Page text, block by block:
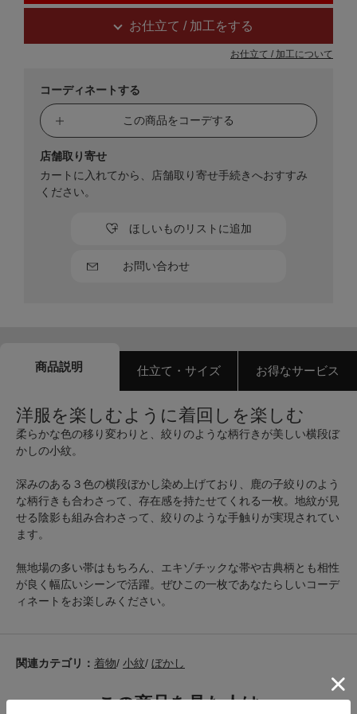
お仕立て / 加工をする
お仕立て / 加工について
コーディネートする
この商品をコーデする
お問い合わせ
ほしいものリストに追加
店舗取り寄せ
カートに入れてから、店舗取り寄せ手続きへおすすみ
ください。
商品説明 仕立て・サイズ お得なサービス
洋服を楽しむように着回しを楽しむ
柔らかな色の移り変わりと、絞りのような柄行きが美しい横段ぼ
かしの小紋。
深みのある３色の横段ぼかし染め上げており、鹿の子絞りのよう
な柄行きも合わさって、存在感を持たせてくれる一枚。地紋が見
せる陰影も組み合わさって、絞りのような手触りが実現されてい
ます。
無地場の多い帯はもちろん、エキゾチックな帯や古典柄とも相性
が良く幅広いシーンで活躍。ぜひこの一枚であなたらしいコーデ
ィネートをお楽しみください。
関連カテゴリ： 着物/ 小紋/ ぼかし
この商品を見た人は